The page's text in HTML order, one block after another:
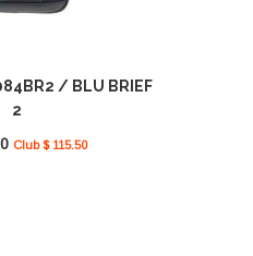
/ BLU BRIEF
2
Club $ 115.50